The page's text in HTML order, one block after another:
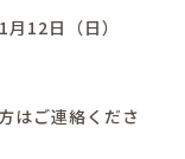
12日（日）
はご連絡くださ